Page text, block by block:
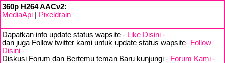
360p H264 AACv2:
MediaApi
Pixeldrain
Dapatkan info update status wapsite - Like Disini -
dan juga Follow twitter kami untuk update status wapsite- Follow
Disini -
Diskusi Forum dan Bertemu teman Baru kunjungi - Forum Kami -